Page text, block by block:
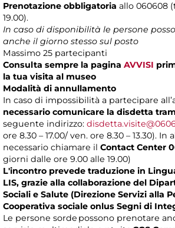
Prenotazione obbligatoria allo 060608
19.00).
In caso di disponibilità le persone
anche il giorno stesso sul posto
Massimo 25 partecipanti
Consulta sempre la pagina AVVISI
la tua visita al museo
Modalità di annullamento
In caso di impossibilità a partecipare
necessario comunicare la disdetta
seguente indirizzo:
ore 8.30 – 17.00/ ven. ore 8.30 – 13.30). In
necessario chiamare il Contact Center
giorni dalle ore 9.00 alle 19.00)
L'incontro prevede traduzione in
LIS, grazie alla collaborazione del
Sociali e Salute (Direzione Servizi alla
Cooperativa sociale onlus Segni di
Le persone sorde possono prenotare